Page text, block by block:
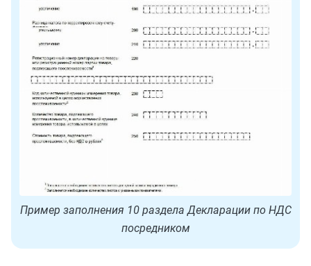
Пример заполнения 10 раздела Декларации по НДС
посредником